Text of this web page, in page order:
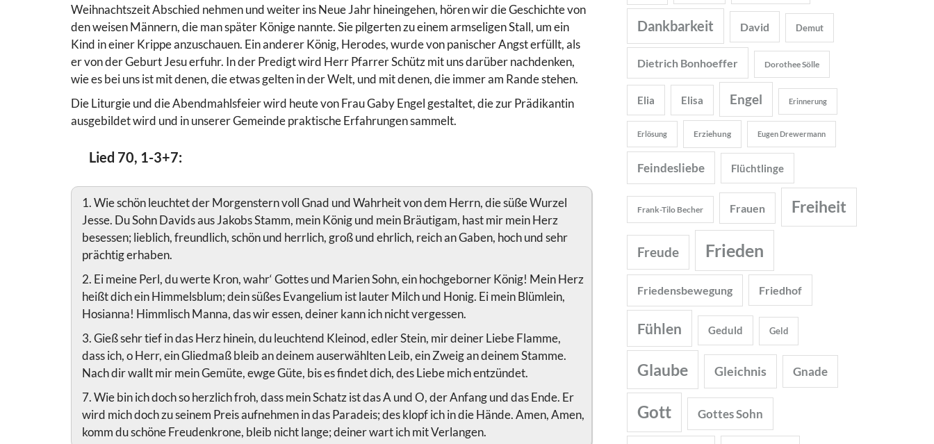
Weihnachtszeit Abschied nehmen und weiter ins Neue Jahr hineingehen, hören wir die Geschichte von
den weisen Männern, die man später Könige nannte. Sie pilgerten zu einem armseligen Stall, um ein
Kind in einer Krippe anzuschauen. Ein anderer König, Herodes, wurde von panischer Angst erfüllt, als
er von der Geburt Jesu erfuhr. In der Predigt wird Herr Pfarrer Schütz mit uns darüber nachdenken,
wie es bei uns ist mit denen, die etwas gelten in der Welt, und mit denen, die immer am Rande stehen.
Die Liturgie und die Abendmahlsfeier wird heute von Frau Gaby Engel gestaltet, die zur Prädikantin
ausgebildet wird und in unserer Gemeinde praktische Erfahrungen sammelt.
Lied 70, 1-3+7:
1. Wie schön leuchtet der Morgenstern voll Gnad und Wahrheit von dem Herrn, die süße Wurzel
Jesse. Du Sohn Davids aus Jakobs Stamm, mein König und mein Bräutigam, hast mir mein Herz
besessen; lieblich, freundlich, schön und herrlich, groß und ehrlich, reich an Gaben, hoch und sehr
prächtig erhaben.
2. Ei meine Perl, du werte Kron, wahr‘ Gottes und Marien Sohn, ein hochgeborner König! Mein Herz
heißt dich ein Himmelsblum; dein süßes Evangelium ist lauter Milch und Honig. Ei mein Blümlein,
Hosianna! Himmlisch Manna, das wir essen, deiner kann ich nicht vergessen.
3. Gieß sehr tief in das Herz hinein, du leuchtend Kleinod, edler Stein, mir deiner Liebe Flamme,
dass ich, o Herr, ein Gliedmaß bleib an deinem auserwählten Leib, ein Zweig an deinem Stamme.
Nach dir wallt mir mein Gemüte, ewge Güte, bis es findet dich, des Liebe mich entzündet.
7. Wie bin ich doch so herzlich froh, dass mein Schatz ist das A und O, der Anfang und das Ende. Er
wird mich doch zu seinem Preis aufnehmen in das Paradeis; des klopf ich in die Hände. Amen, Amen,
komm du schöne Freudenkrone, bleib nicht lange; deiner wart ich mit Verlangen.
Dankbarkeit David Demut
Dietrich Bonhoeffer Dorothee Sölle
Elia Elisa Engel Erinnerung
Erlösung Erziehung Eugen Drewermann
Feindesliebe Flüchtlinge
Frank-Tilo Becher Frauen Freiheit
Freude Frieden
Friedensbewegung Friedhof
Fühlen Geduld Geld
Glaube Gleichnis Gnade
Gott Gottes Sohn